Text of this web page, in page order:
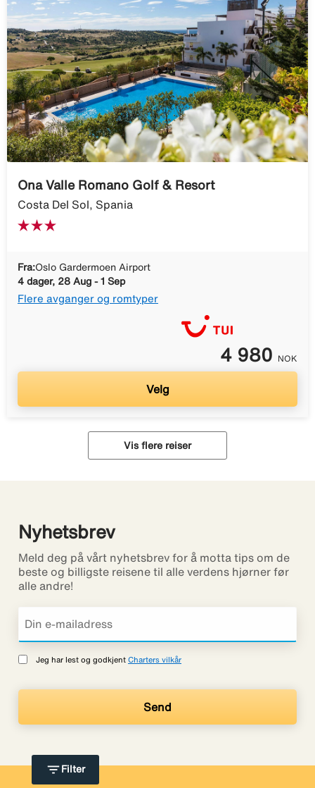
filter_list Filter
Ona Valle Romano Golf & Resort
Costa Del Sol, Spania
Fra:Oslo Gardermoen Airport
4 dager, 28 Aug - 1 Sep
Flere avganger og romtyper
4 980 NOK
Velg
Vis flere reiser
Nyhetsbrev
Meld deg på vårt nyhetsbrev for å motta tips om de
beste og billigste reisene til alle verdens hjørner før
alle andre!
Jeg har lest og godkjent Charters vilkår